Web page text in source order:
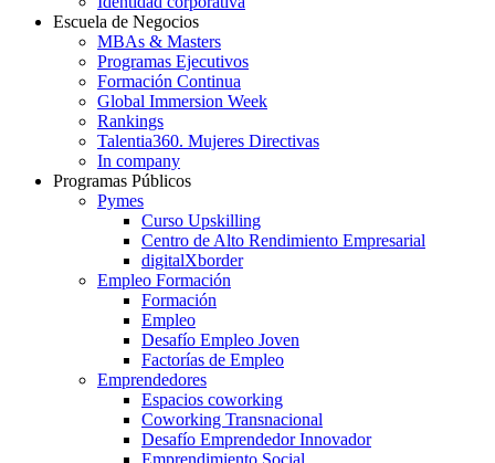
Escuela de Negocios
MBAs & Masters
Programas Ejecutivos
Formación Continua
Global Immersion Week
Rankings
Talentia360. Mujeres Directivas
In company
Programas Públicos
Pymes
Curso Upskilling
Centro de Alto Rendimiento Empresarial
digitalXborder
Empleo Formación
Formación
Empleo
Desafío Empleo Joven
Factorías de Empleo
Emprendedores
Espacios coworking
Coworking Transnacional
Desafío Emprendedor Innovador
Emprendimiento Social